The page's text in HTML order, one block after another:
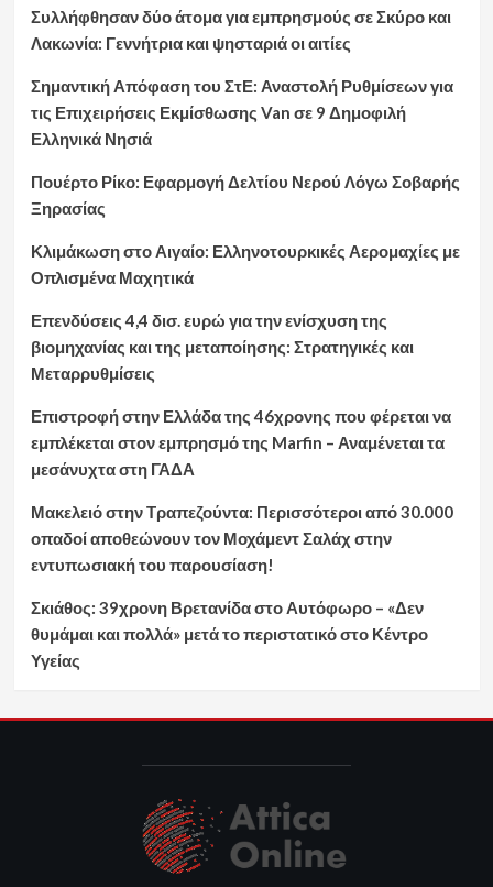
Συλλήφθησαν δύο άτομα για εμπρησμούς σε Σκύρο και
Λακωνία: Γεννήτρια και ψησταριά οι αιτίες
Σημαντική Απόφαση του ΣτΕ: Αναστολή Ρυθμίσεων για
τις Επιχειρήσεις Εκμίσθωσης Van σε 9 Δημοφιλή
Ελληνικά Νησιά
Πουέρτο Ρίκο: Εφαρμογή Δελτίου Νερού Λόγω Σοβαρής
Ξηρασίας
Κλιμάκωση στο Αιγαίο: Ελληνοτουρκικές Αερομαχίες με
Οπλισμένα Μαχητικά
Επενδύσεις 4,4 δισ. ευρώ για την ενίσχυση της
βιομηχανίας και της μεταποίησης: Στρατηγικές και
Μεταρρυθμίσεις
Επιστροφή στην Ελλάδα της 46χρονης που φέρεται να
εμπλέκεται στον εμπρησμό της Marfin – Αναμένεται τα
μεσάνυχτα στη ΓΑΔΑ
Μακελειό στην Τραπεζούντα: Περισσότεροι από 30.000
οπαδοί αποθεώνουν τον Μοχάμεντ Σαλάχ στην
εντυπωσιακή του παρουσίαση!
Σκιάθος: 39χρονη Βρετανίδα στο Αυτόφωρο – «Δεν
θυμάμαι και πολλά» μετά το περιστατικό στο Κέντρο
Υγείας